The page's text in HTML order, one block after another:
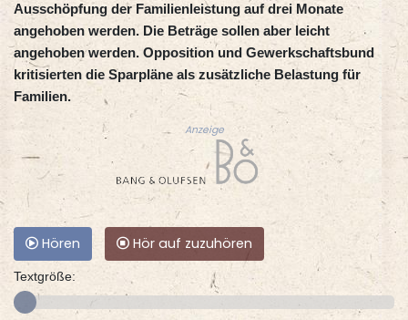
Ausschöpfung der Familienleistung auf drei Monate
angehoben werden. Die Beträge sollen aber leicht
angehoben werden. Opposition und Gewerkschaftsbund
kritisierten die Sparpläne als zusätzliche Belastung für
Familien.
Anzeige
Hören Hör auf zuzuhören
Textgröße: